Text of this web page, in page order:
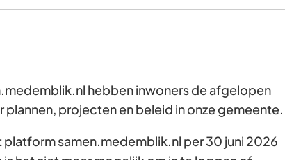
hebben inwoners de afgelopen
plannen, projecten en beleid in onze gemeente.
platform samen.medemblik.nl per 30 juni 2026